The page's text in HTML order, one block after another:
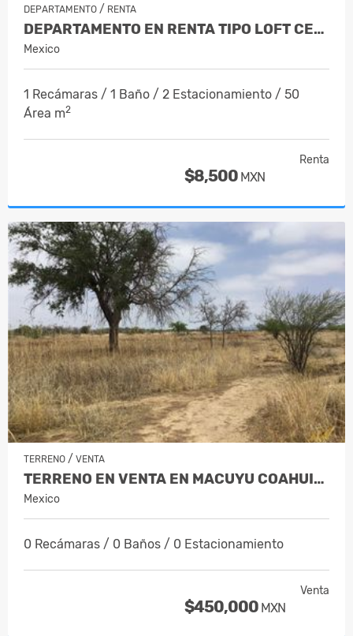
DEPARTAMENTO / RENTA
DEPARTAMENTO EN RENTA TIPO LOFT CENTR…
Mexico
1 Recámaras / 1 Baño / 2 Estacionamiento / 50
Área m2
Renta
$8,500 MXN
TERRENO / VENTA
TERRENO EN VENTA EN MACUYU COAHUILA
Mexico
0 Recámaras / 0 Baños / 0 Estacionamiento
Venta
$450,000 MXN